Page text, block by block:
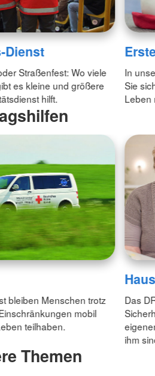
Dienst
Straßenfest: Wo viele
es kleine und größere
hilft.
In
Sie
Leben
bleiben Menschen trotz
mobil
teilhaben.
Das
ihm
Themen